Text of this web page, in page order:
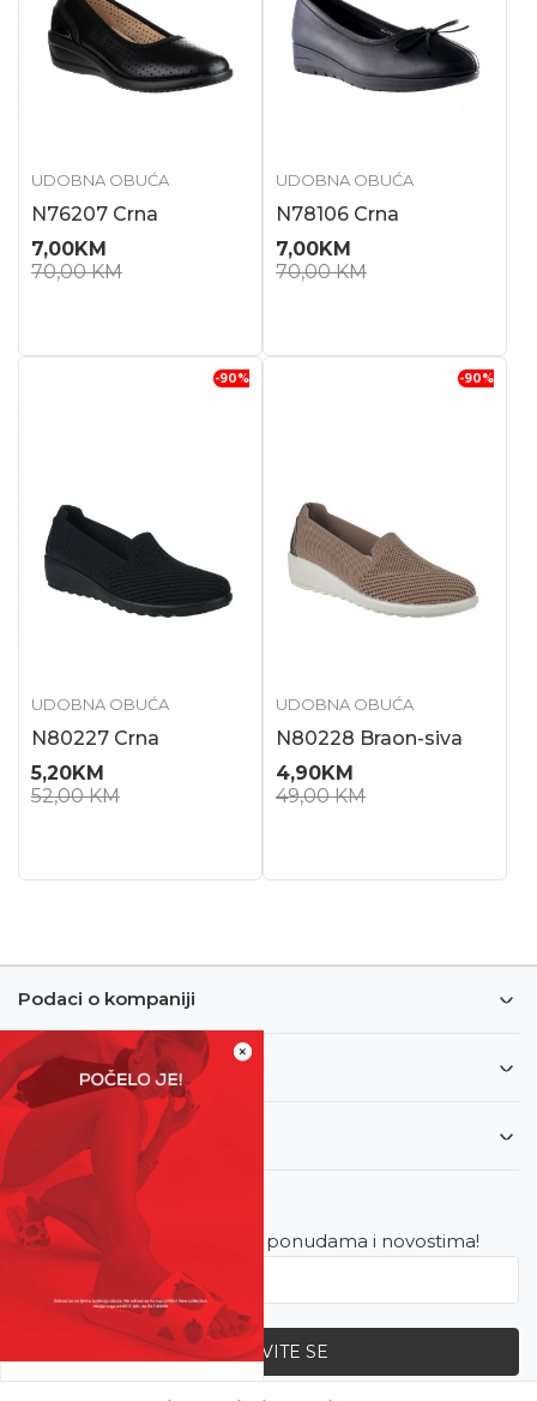
×
UDOBNA OBUĆA
N76207 Crna
7,00KM
70,00KM
UDOBNA OBUĆA
N78106 Crna
7,00KM
70,00KM
-90%
UDOBNA OBUĆA
N80227 Crna
5,20KM
52,00KM
-90%
UDOBNA OBUĆA
N80228 Braon-siva
4,90KM
49,00KM
Podaci o kompaniji
Informacije
Korisnički servis
Newsletter
Budite u toku sa najnovijim ponudama i novostima!
PRIJAVITE SE